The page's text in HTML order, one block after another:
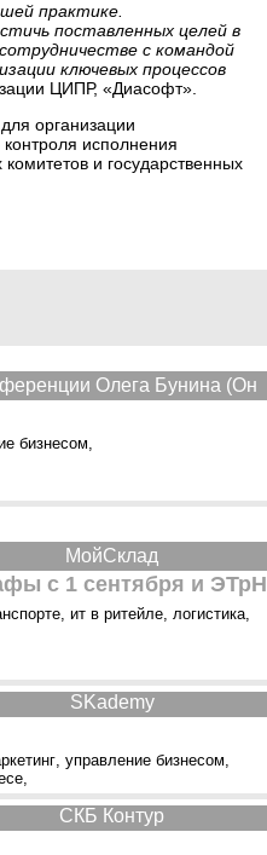
практике.
поставленных целей в
с командой
ключевых процессов
ЦИПР, «Диасофт».
организации
исполнения
и государственных
Олега Бунина (Он
бизнесом,
МойСклад
с 1 сентября и ЭТрН
, ит в ритейле, логистика,
SKademy
, управление бизнесом,
,
СКБ Контур